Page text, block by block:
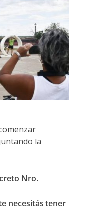
la
Nro.
necesitás tener